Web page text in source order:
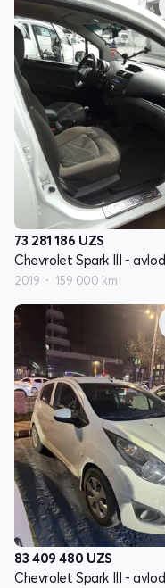
73 281 186 UZS
Chevrolet Spark III - avlod
2019 159 000 km
83 409 480 UZS
Chevrolet Spark III - avlod